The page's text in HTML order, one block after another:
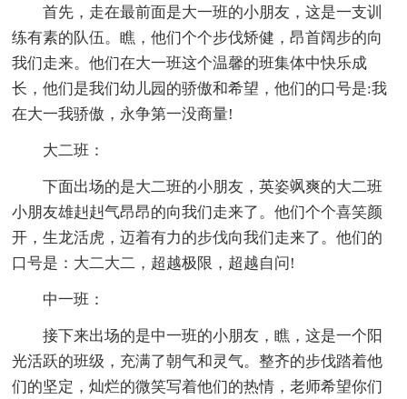
首先，走在最前面是大一班的小朋友，这是一支训
练有素的队伍。瞧，他们个个步伐矫健，昂首阔步的向
我们走来。他们在大一班这个温馨的班集体中快乐成
长，他们是我们幼儿园的骄傲和希望，他们的口号是:我
在大一我骄傲，永争第一没商量!
大二班：
下面出场的是大二班的小朋友，英姿飒爽的大二班
小朋友雄赳赳气昂昂的向我们走来了。他们个个喜笑颜
开，生龙活虎，迈着有力的步伐向我们走来了。他们的
口号是：大二大二，超越极限，超越自问!
中一班：
接下来出场的是中一班的小朋友，瞧，这是一个阳
光活跃的班级，充满了朝气和灵气。整齐的步伐踏着他
们的坚定，灿烂的微笑写着他们的热情，老师希望你们